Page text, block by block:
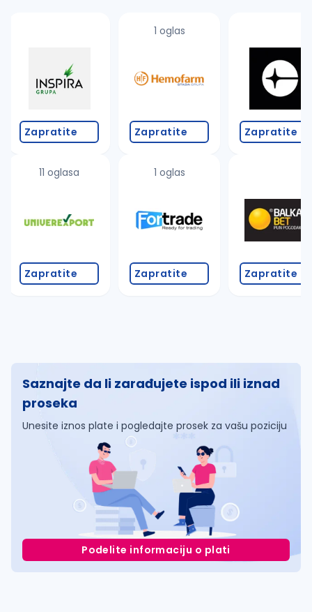
Zapratite
11 oglasa
Zapratite
1 oglas
Zapratite
1 oglas
Zapratite
Zapratite
Zapratite
Saznajte da li zarađujete ispod ili iznad
proseka
Unesite iznos plate i pogledajte prosek za vašu poziciju
Podelite informaciju o plati